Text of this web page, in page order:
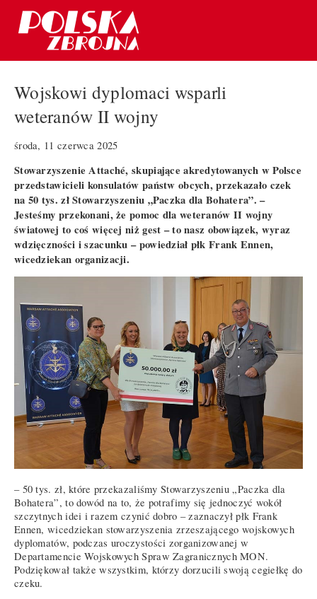
Wojskowi dyplomaci wsparli
weteranów II wojny
środa, 11 czerwca 2025
Stowarzyszenie Attaché, skupiające akredytowanych w Polsce
przedstawicieli konsulatów państw obcych, przekazało czek
na 50 tys. zł Stowarzyszeniu „Paczka dla Bohatera”. –
Jesteśmy przekonani, że pomoc dla weteranów II wojny
światowej to coś więcej niż gest – to nasz obowiązek, wyraz
wdzięczności i szacunku – powiedział płk Frank Ennen,
wicedziekan organizacji.
– 50 tys. zł, które przekazaliśmy Stowarzyszeniu „Paczka dla
Bohatera”, to dowód na to, że potrafimy się jednoczyć wokół
szczytnych idei i razem czynić dobro – zaznaczył płk Frank
Ennen, wicedziekan stowarzyszenia zrzeszającego wojskowych
dyplomatów, podczas uroczystości zorganizowanej w
Departamencie Wojskowych Spraw Zagranicznych MON.
Podziękował także wszystkim, którzy dorzucili swoją cegiełkę do
czeku.